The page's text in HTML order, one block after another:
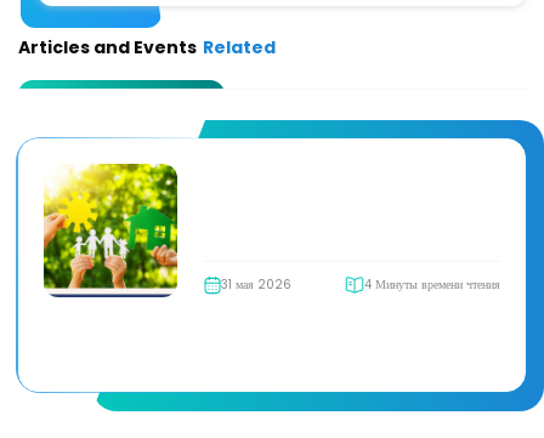
Articles and Events Related
31 мая 2026 4 Минуты времени чтения